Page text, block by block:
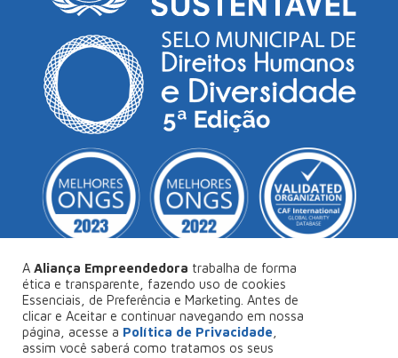
© Copyright 2026Aliança Empreendedora
Desenvolvido porCollabs
A Aliança Empreendedora trabalha de forma
ética e transparente, fazendo uso de cookies
Essenciais, de Preferência e Marketing. Antes de
clicar e Aceitar e continuar navegando em nossa
página, acesse a Política de Privacidade
assim você saberá como tratamos os seus